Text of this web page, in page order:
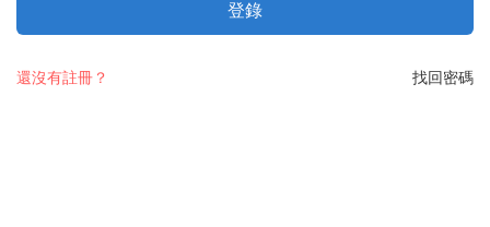
登錄
找回密碼
還沒有註冊？